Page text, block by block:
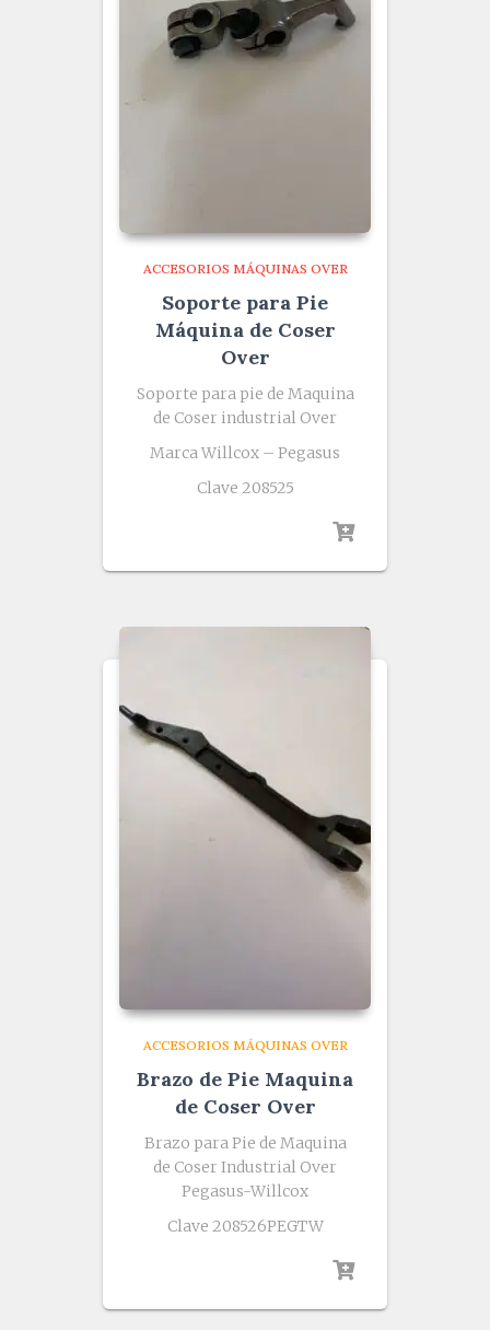
ACCESORIOS MÁQUINAS OVER
Soporte para Pie
Máquina de Coser
Over
Soporte para pie de Maquina
de Coser industrial Over
Marca Willcox – Pegasus
Clave 208525
ACCESORIOS MÁQUINAS OVER
Brazo de Pie Maquina
de Coser Over
Brazo para Pie de Maquina
de Coser Industrial Over
Pegasus-Willcox
Clave 208526PEGTW